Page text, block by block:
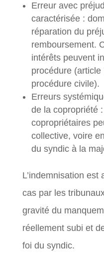
Erreur avec
caractérisée :
réparation du
remboursement.
intérêts peuvent
procédure
procédure civile).
Erreurs
de la copropriété
copropriétaires
collective, voire
du syndic à la
L’indemnisation est
cas par les
gravité du
réellement subi et
foi du syndic.